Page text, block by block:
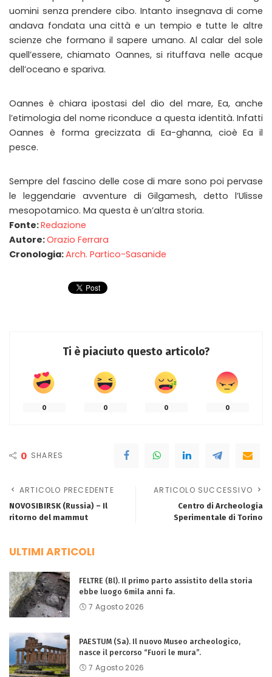
uomini senza prendere cibo. Intanto insegnava di come
andava fondata una città e un tempio e tutte le altre
scienze che formano il sapere umano. Al calar del sole
quell’essere, chiamato Oannes, si rituffava nelle acque
dell’oceano e spariva.
Oannes è chiara ipostasi del dio del mare, Ea, anche
l’etimologia del nome riconduce a questa identità. Infatti
Oannes è forma grecizzata di Ea-ghanna, cioè Ea il
pesce.
Sempre del fascino delle cose di mare sono poi pervase
le leggendarie avventure di Gilgamesh, detto l’Ulisse
mesopotamico. Ma questa è un’altra storia.
Fonte:Redazione
Autore:Orazio Ferrara
Cronologia:Arch. Partico-Sasanide
Ti è piaciuto questo articolo?
0 0 0 0
0 SHARES
ARTICOLO PRECEDENTE
NOVOSIBIRSK (Russia) – Il
ritorno del mammut
ARTICOLO SUCCESSIVO
Centro di Archeologia
Sperimentale di Torino
ULTIMI ARTICOLI
FELTRE (Bl). Il primo parto assistito della storia
ebbe luogo 6mila anni fa.
7 Agosto 2026
PAESTUM (Sa). Il nuovo Museo archeologico,
nasce il percorso “Fuori le mura”.
7 Agosto 2026